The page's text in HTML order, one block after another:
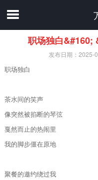
职场独白&#160;
发布日期：
职场独白
茶水间的笑声
像突然被掐断的琴弦
戛然而止的热闹里
我的脚步僵在原地
聚餐的邀约绕过我